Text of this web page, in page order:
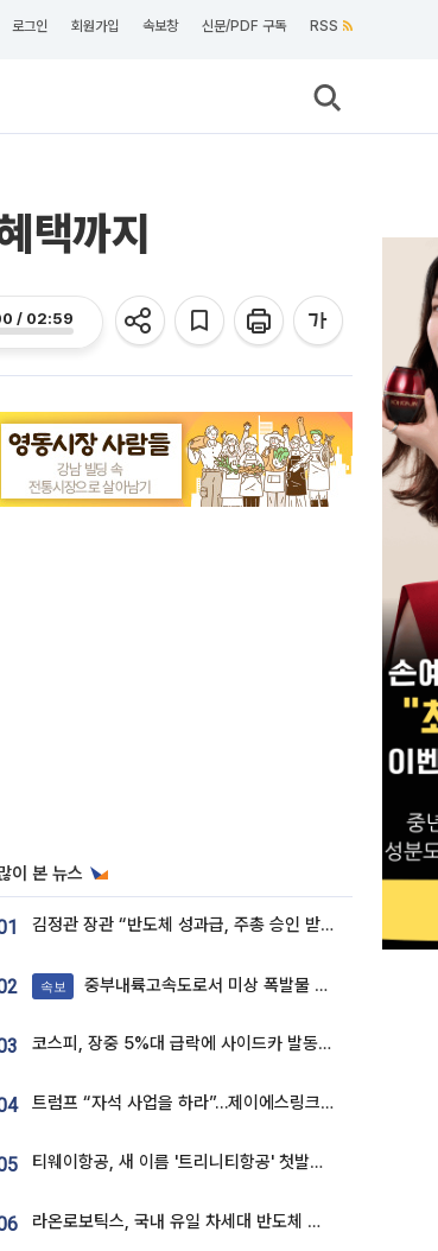
로그인 회원가입 속보창 신문/PDF 구독 RSS
택까지
/ 02:59
이 본 뉴스
김정관 장관 “반도체 성과급, 주총 승인 받도록”…상법·자본시장법 개정 시사
속보 중부내륙고속도로서 미상 폭발물 발견
코스피, 장중 5%대 급락에 사이드카 발동…삼성·SK 동반 폭락
트럼프 “자석 사업을 하라”…제이에스링크, 비중국 영구자석 공급망 구축 속도
티웨이항공, 새 이름 '트리니티항공' 첫발…SSC 전략 본격화
라온로보틱스, 국내 유일 차세대 반도체 공정 로봇 개발 ‘고객사 테스트 진행’